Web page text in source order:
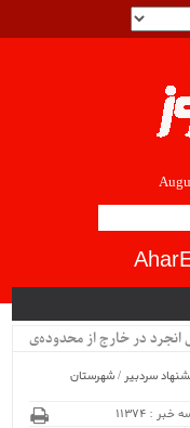
در خارج از محدوده‌ی
سردبیر /شهرستان
خبر : 11374